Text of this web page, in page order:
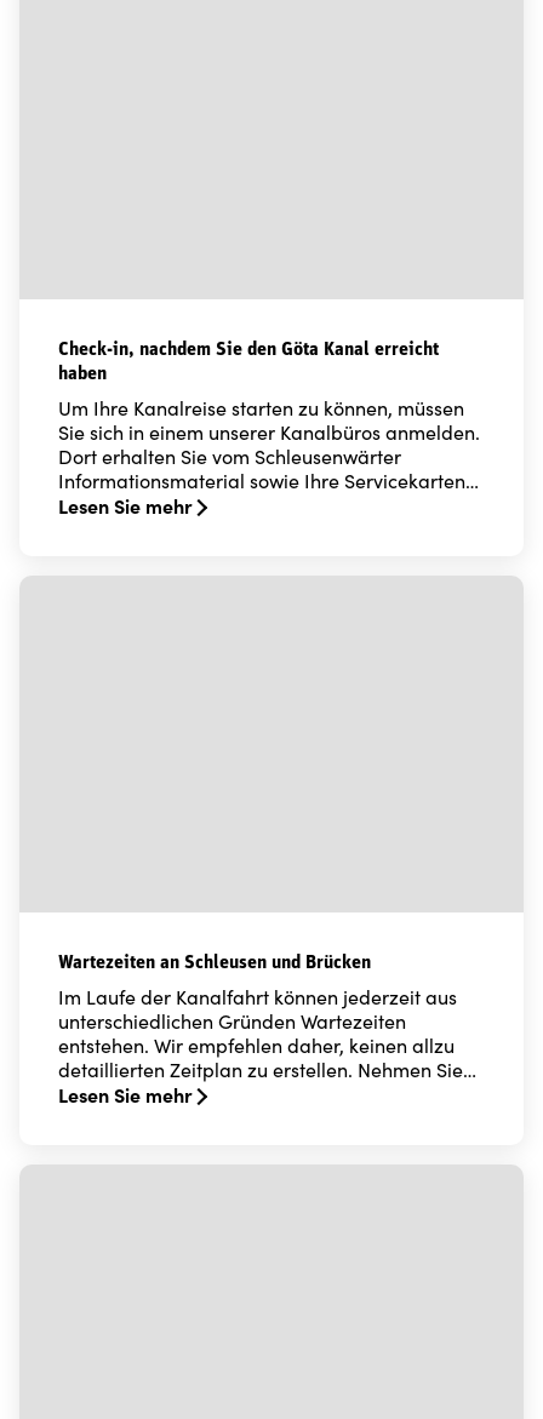
Check-in, nachdem Sie den Göta Kanal erreicht
haben
Um Ihre Kanalreise starten zu können, müssen
Sie sich in einem unserer Kanalbüros anmelden.
Dort erhalten Sie vom Schleusenwärter
Informationsmaterial sowie Ihre Servicekarten…
Lesen Sie mehr
Read more about Check-in, nachdem Sie den Göta
Wartezeiten an Schleusen und Brücken
Im Laufe der Kanalfahrt können jederzeit aus
unterschiedlichen Gründen Wartezeiten
entstehen. Wir empfehlen daher, keinen allzu
detaillierten Zeitplan zu erstellen. Nehmen Sie…
Lesen Sie mehr
Read more about Wartezeiten an Schleusen und